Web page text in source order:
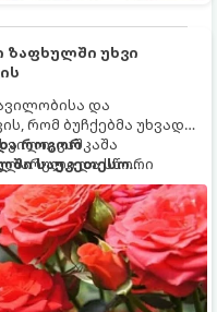
ზაფხულში უხვი
და
რომ ბუჩქებმა უხვად,
კაშკაშა
და სწორი
პერიოდში მცენარის
მნიშვნელოვანია
ამ დროს.
როგორ
საუკეთესო